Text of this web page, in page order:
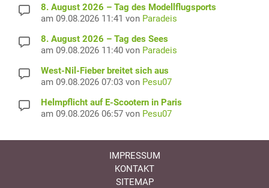
8. August 2026 – Tag des Modellflugsports
am 09.08.2026 11:41 von Paradeis
8. August 2026 – Tag des Sees
am 09.08.2026 11:40 von Paradeis
West-Nil-Fieber breitet sich aus
am 09.08.2026 07:03 von Pesu07
Helmpflicht auf E-Scootern in Paris
am 09.08.2026 06:57 von Pesu07
IMPRESSUM
KONTAKT
SITEMAP